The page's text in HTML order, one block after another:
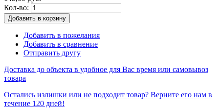
Кол-во:
Добавить в корзину
Добавить в пожелания
Добавить в сравнение
Отправить другу
Доставка до объекта в удобное для Вас время или самовывоз
товара
Остались излишки или не подходит товар? Верните его нам в
течение 120 дней!